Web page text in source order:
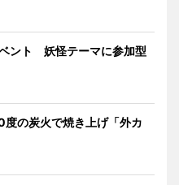
ント 妖怪テーマに参加型
の炭火で焼き上げ「外カ